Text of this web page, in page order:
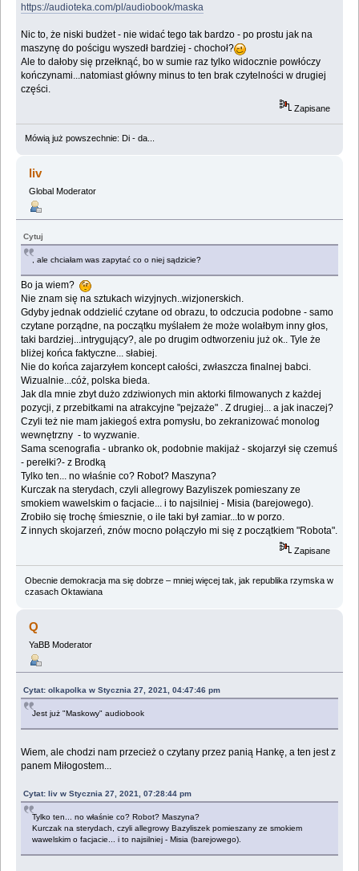
https://audioteka.com/pl/audiobook/maska
Nic to, że niski budżet - nie widać tego tak bardzo - po prostu jak na
maszynę do pościgu wyszedł bardziej - chochoł?
Ale to dałoby się przełknąć, bo w sumie raz tylko widocznie powłóczy
kończynami...natomiast główny minus to ten brak czytelności w drugiej
części.
Zapisane
Mówią już powszechnie: Di - da...
liv
Global Moderator
Cytuj
, ale chciałam was zapytać co o niej sądzicie?
Bo ja wiem?
Nie znam się na sztukach wizyjnych..wizjonerskich.
Gdyby jednak oddzielić czytane od obrazu, to odczucia podobne - samo
czytane porządne, na początku myślałem że może wolałbym inny głos,
taki bardziej...intrygujący?, ale po drugim odtworzeniu już ok.. Tyle że
bliżej końca faktyczne... słabiej.
Nie do końca zajarzyłem koncept całości, zwłaszcza finalnej babci.
Wizualnie...cóż, polska bieda.
Jak dla mnie zbyt dużo zdziwionych min aktorki filmowanych z każdej
pozycji, z przebitkami na atrakcyjne "pejzaże" . Z drugiej... a jak inaczej?
Czyli też nie mam jakiegoś extra pomysłu, bo zekranizować monolog
wewnętrzny - to wyzwanie.
Sama scenografia - ubranko ok, podobnie makijaż - skojarzył się czemuś
- perełki?- z Brodką
Tylko ten... no właśnie co? Robot? Maszyna?
Kurczak na sterydach, czyli allegrowy Bazyliszek pomieszany ze
smokiem wawelskim o facjacie... i to najsilniej - Misia (barejowego).
Zrobiło się trochę śmiesznie, o ile taki był zamiar...to w porzo.
Z innych skojarzeń, znów mocno połączyło mi się z początkiem "Robota".
Zapisane
Obecnie demokracja ma się dobrze – mniej więcej tak, jak republika rzymska w
czasach Oktawiana
Q
YaBB Moderator
Cytat: olkapolka w Stycznia 27, 2021, 04:47:46 pm
Jest już "Maskowy" audiobook
Wiem, ale chodzi nam przecież o czytany przez panią Hankę, a ten jest z
panem Miłogostem...
Cytat: liv w Stycznia 27, 2021, 07:28:44 pm
Tylko ten... no właśnie co? Robot? Maszyna?
Kurczak na sterydach, czyli allegrowy Bazyliszek pomieszany ze smokiem
wawelskim o facjacie... i to najsilniej - Misia (barejowego).